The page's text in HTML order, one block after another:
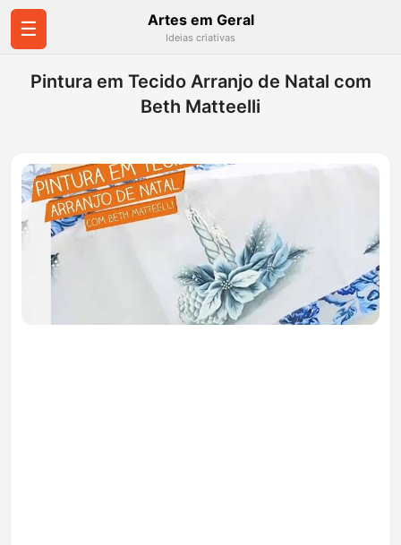
☰ Artes em Geral
Ideias criativas
Pintura em Tecido Arranjo de Natal com
Beth Matteelli